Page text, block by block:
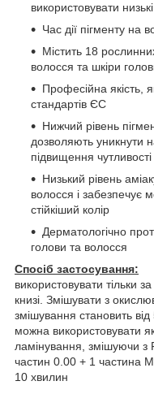
використовувати
Час дії пігменту на
Містить 18
волосся та шкіри
Професійна якість,
стандартів ЄС
Нижчий рівень
дозволяють уникнути
підвищення
Низький рівень
волосся і забезпечує
стійкіший колір
Дерматологічно
голови та волосся
Спосіб застосування:
використовувати тільки
книзі. Змішувати з
змішування становить
можна використовувати
ламінування, змішуючи
частин 0.00 + 1 частина
10 хвилин